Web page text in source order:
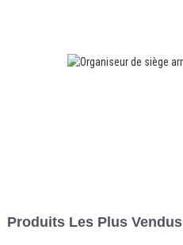
Produits Les Plus Vendus